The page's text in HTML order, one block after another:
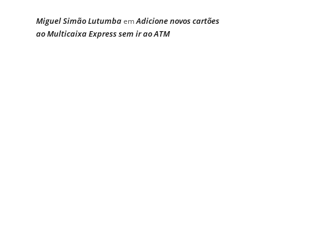
Miguel Simão LutumbaemAdicione novos cartões
ao Multicaixa Express sem ir ao ATM